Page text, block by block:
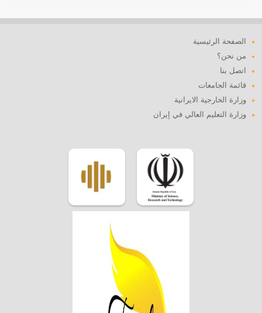
الصفحة الرئيسية
من نحن؟
اتصل بنا
قائمة الجامعات
وزارة الخارجية الايرانية
وزارة التعليم العالي في إيران